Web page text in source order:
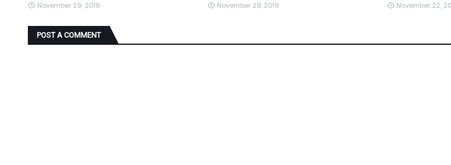
November 29, 2019 November 28, 2019 November 22,
POST A COMMENT